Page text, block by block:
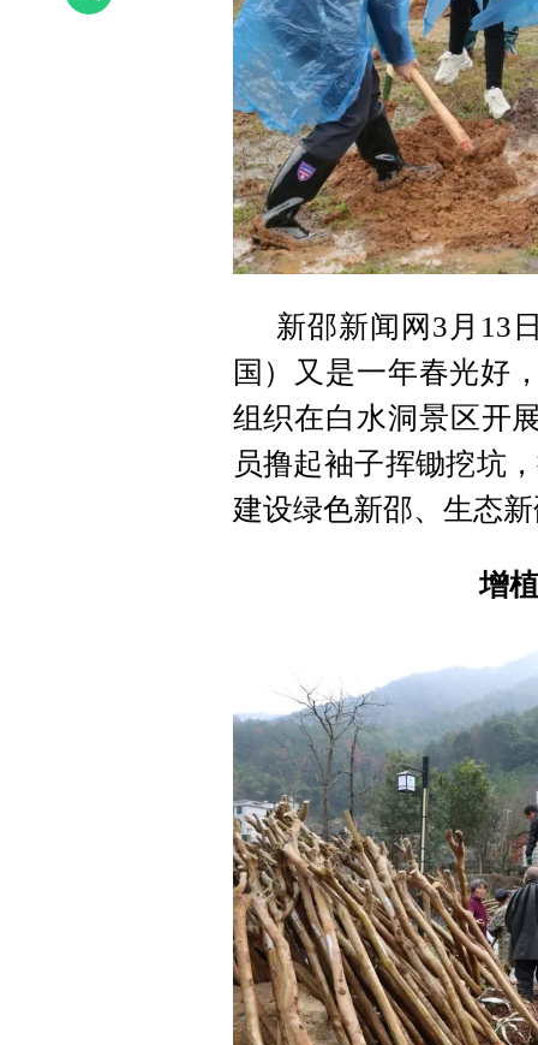
新邵新闻网3月13
国）又是一年春光好
组织在白水洞景区开
员撸起袖子挥锄挖坑
建设绿色新邵、生态
增